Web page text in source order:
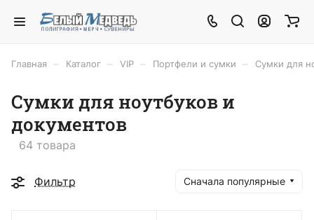
Главная Каталог VIP Портфели и сумки Сумки для
Сумки для ноутбуков и
документов
64 товара
Фильтр Сначала популярные